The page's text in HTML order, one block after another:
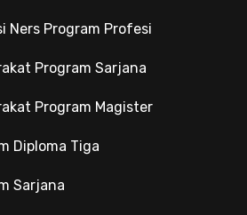
Ners Program Profesi
Program Sarjana
Program Magister
Diploma Tiga
Sarjana